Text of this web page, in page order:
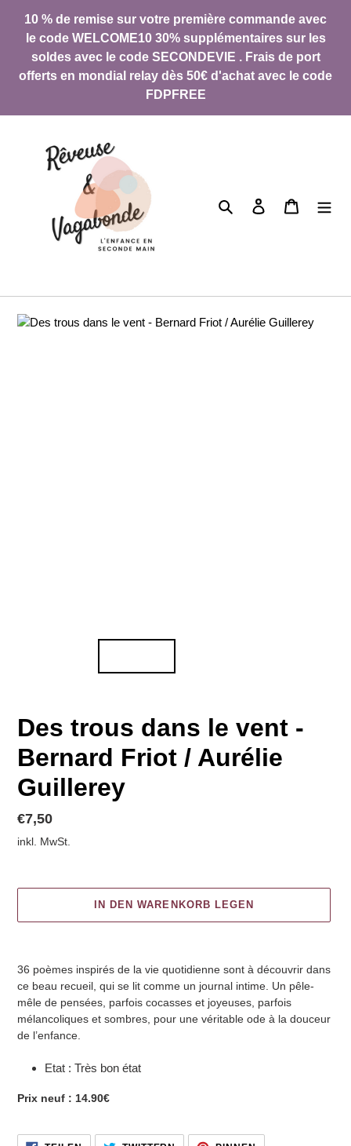
10 % de remise sur votre première commande avec
le code WELCOME10 30% supplémentaires sur les
soldes avec le code SECONDEVIE . Frais de port
offerts en mondial relay dès 50€ d'achat avec le code
FDPFREE
Suchen Einloggen
Des trous dans le vent -
Bernard Friot / Aurélie
Guillerey
Normaler
Preis
€7,50
inkl. MwSt.
IN DEN WARENKORB LEGEN
zum
hinzugefügt
36 poèmes inspirés de la vie quotidienne sont à découvrir dans
ce beau recueil, qui se lit comme un journal intime. Un pêle-
mêle de pensées, parfois cocasses et joyeuses, parfois
mélancoliques et sombres, pour une véritable ode à la douceur
de l’enfance.
Etat : Très bon état
Prix neuf : 14.90€